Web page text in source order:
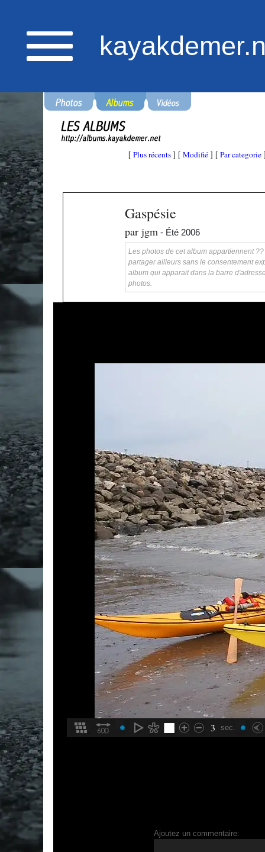
[ Plus récents ] [ Modifié ] [ Par categorie
Gaspésie
par jgm - Été 2006
Les photos de cet album appartiennent
partager ailleurs sans le consentement
album qui apparait dans la barre
photos.
3 sec.
Ajoutez un commentaire: